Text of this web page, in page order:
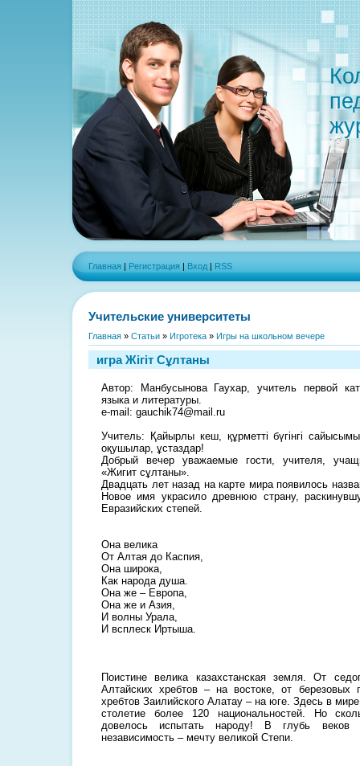
Главная | Регистрация | Вход | RSS
Учительские университеты
Главная » Статьи » Игротека » Игры на школьном вечере
игра Жігіт Сұлтаны
Автор: Манбусынова Гаухар, учитель первой
языка и литературы.
e-mail: gauchik74@mail.ru
Учитель: Қайырлы кеш, құрметті бүгінгі
оқушылар, ұстаздар!
Добрый вечер уважаемые гости, учителя,
«Жигит сұлтаны».
Двадцать лет назад на карте мира появилось
Новое имя украсило древнюю страну,
Евразийских степей.
Она велика
От Алтая до Каспия,
Она широка,
Как народа душа.
Она же – Европа,
Она же и Азия,
И волны Урала,
И всплеск Иртыша.
Поистине велика казахстанская земля. От
Алтайских хребтов – на востоке, от березовых
хребтов Заилийского Алатау – на юге. Здесь в
столетие более 120 национальностей. Но
довелось испытать народу! В глубь веков
независимость – мечту великой Степи.